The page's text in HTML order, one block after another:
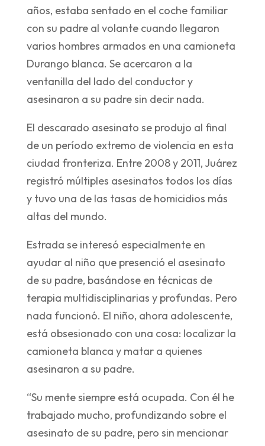
años, estaba sentado en el coche familiar
con su padre al volante cuando llegaron
varios hombres armados en una camioneta
Durango blanca. Se acercaron a la
ventanilla del lado del conductor y
asesinaron a su padre sin decir nada.
El descarado asesinato se produjo al final
de un período extremo de violencia en esta
ciudad fronteriza. Entre 2008 y 2011, Juárez
registró múltiples asesinatos todos los días
y tuvo una de las tasas de homicidios más
altas del mundo.
Estrada se interesó especialmente en
ayudar al niño que presenció el asesinato
de su padre, basándose en técnicas de
terapia multidisciplinarias y profundas. Pero
nada funcionó. El niño, ahora adolescente,
está obsesionado con una cosa: localizar la
camioneta blanca y matar a quienes
asesinaron a su padre.
“Su mente siempre está ocupada. Con él he
trabajado mucho, profundizando sobre el
asesinato de su padre, pero sin mencionar